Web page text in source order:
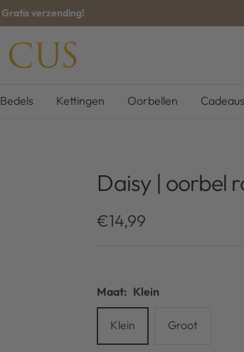
Gratis verzending!
CUS-
BOUTIQUE
Bedels Kettingen Oorbellen Cadeaus
Daisy | oorbel
Kortingsprijs
€14,99
Maat: Klein
Klein Groot